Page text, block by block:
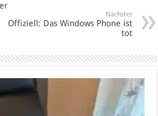
Nächster
Offiziell: Das Windows Phone ist
tot